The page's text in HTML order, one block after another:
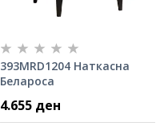
393MRD1204 Наткасна
Белароса
4.655 ден